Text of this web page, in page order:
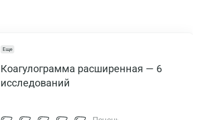
Еще
Коагулограмма расширенная — 6
исследований